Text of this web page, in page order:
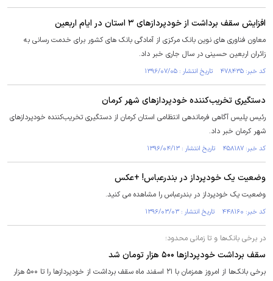
افزایش سقف برداشت از خودپردازهای ۳ استان در ایام اربعین
معاون فناوری ­های نوین بانک مرکزی از آمادگی بانک ­های کشور برای خدمت­ رسانی به
زائران اربعین حسینی در سال جاری خبر داد.
کد خبر: ۴۷۸۴۳۵ تاریخ انتشار : ۱۳۹۶/۰۷/۰۵
دستگیری تخریب‌کننده خودپردازهای شهر کرمان
رئیس پلیس آگاهی فرماندهی انتظامی استان کرمان از دستگیری تخریب‌کننده خودپردازهای
شهر کرمان خبر داد.
کد خبر: ۴۵۸۱۸۷ تاریخ انتشار : ۱۳۹۶/۰۴/۱۳
وضعیت یک خودپرداز در بندرعباس! +عکس
وضعیت یک خودپرداز در بندرعباس را مشاهده می کنید.
کد خبر: ۴۴۸۱۶۰ تاریخ انتشار : ۱۳۹۶/۰۳/۰۳
در برخی بانک‌ها و تا زمانی محدود؛
سقف برداشت خودپردازها ۵۰۰ هزار تومان شد
برخی بانک‌ها از امروز همزمان با ۲۱ اسفند ماه سقف برداشت از خودپردازها را تا ۵۰۰ هزار